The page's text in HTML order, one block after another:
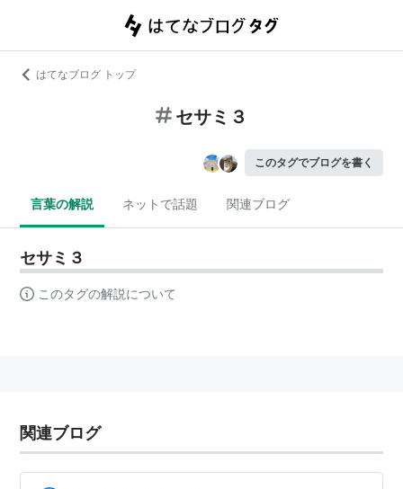
はてなブログ トップ
セサミ３
このタグでブログを書く
言葉の解説 ネットで話題 関連ブログ
セサミ３
このタグの解説について
関連ブログ